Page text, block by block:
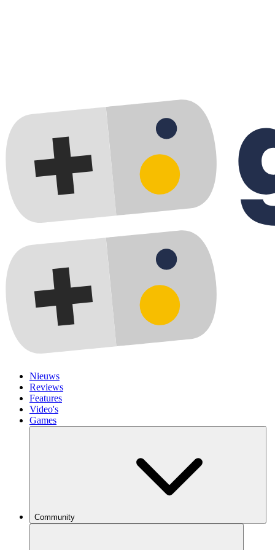
Nieuws
Reviews
Features
Video's
Games
Community